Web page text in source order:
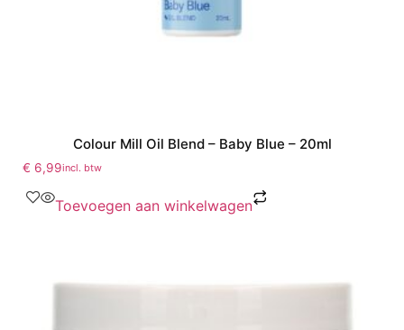
Colour Mill Oil Blend – Baby Blue – 20ml
€ 6,99incl. btw
Toevoegen aan winkelwagen